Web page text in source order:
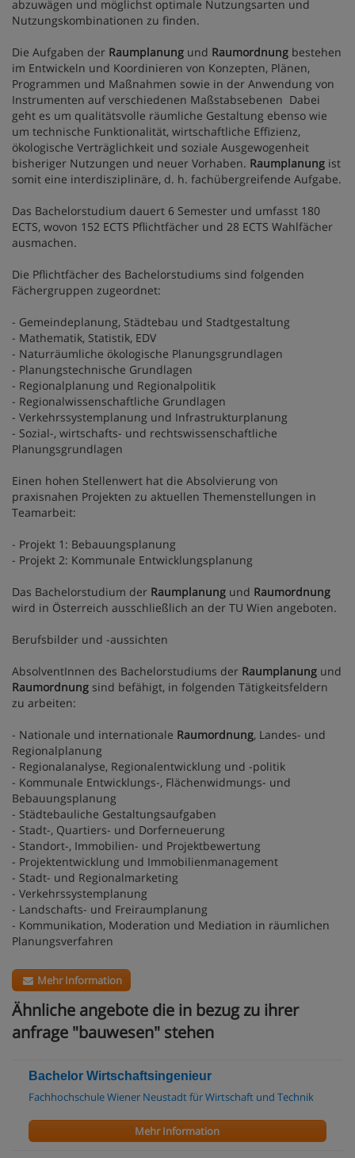
abzuwägen und möglichst optimale Nutzungsarten und
Nutzungskombinationen zu finden.
Die Aufgaben der Raumplanung und Raumordnung bestehen
im Entwickeln und Koordinieren von Konzepten, Plänen,
Programmen und Maßnahmen sowie in der Anwendung von
Instrumenten auf verschiedenen Maßstabsebenen Dabei
geht es um qualitätsvolle räumliche Gestaltung ebenso wie
um technische Funktionalität, wirtschaftliche Effizienz,
ökologische Verträglichkeit und soziale Ausgewogenheit
bisheriger Nutzungen und neuer Vorhaben. Raumplanung ist
somit eine interdisziplinäre, d. h. fachübergreifende Aufgabe.
Das Bachelorstudium dauert 6 Semester und umfasst 180
ECTS, wovon 152 ECTS Pflichtfächer und 28 ECTS Wahlfächer
ausmachen.
Die Pflichtfächer des Bachelorstudiums sind folgenden
Fächergruppen zugeordnet:
- Gemeindeplanung, Städtebau und Stadtgestaltung
- Mathematik, Statistik, EDV
- Naturräumliche ökologische Planungsgrundlagen
- Planungstechnische Grundlagen
- Regionalplanung und Regionalpolitik
- Regionalwissenschaftliche Grundlagen
- Verkehrssystemplanung und Infrastrukturplanung
- Sozial-, wirtschafts- und rechtswissenschaftliche
Planungsgrundlagen
Einen hohen Stellenwert hat die Absolvierung von
praxisnahen Projekten zu aktuellen Themenstellungen in
Teamarbeit:
- Projekt 1: Bebauungsplanung
- Projekt 2: Kommunale Entwicklungsplanung
Das Bachelorstudium der Raumplanung und Raumordnung
wird in Österreich ausschließlich an der TU Wien angeboten.
Berufsbilder und -aussichten
AbsolventInnen des Bachelorstudiums der Raumplanung und
Raumordnung sind befähigt, in folgenden Tätigkeitsfeldern
zu arbeiten:
- Nationale und internationale Raumordnung, Landes- und
Regionalplanung
- Regionalanalyse, Regionalentwicklung und -politik
- Kommunale Entwicklungs-, Flächenwidmungs- und
Bebauungsplanung
- Städtebauliche Gestaltungsaufgaben
- Stadt-, Quartiers- und Dorferneuerung
- Standort-, Immobilien- und Projektbewertung
- Projektentwicklung und Immobilienmanagement
- Stadt- und Regionalmarketing
- Verkehrssystemplanung
- Landschafts- und Freiraumplanung
- Kommunikation, Moderation und Mediation in räumlichen
Planungsverfahren
Mehr Information
Ähnliche angebote die in bezug zu ihrer
anfrage "bauwesen" stehen
Bachelor Wirtschaftsingenieur
Fachhochschule Wiener Neustadt für Wirtschaft und Technik
Mehr Information